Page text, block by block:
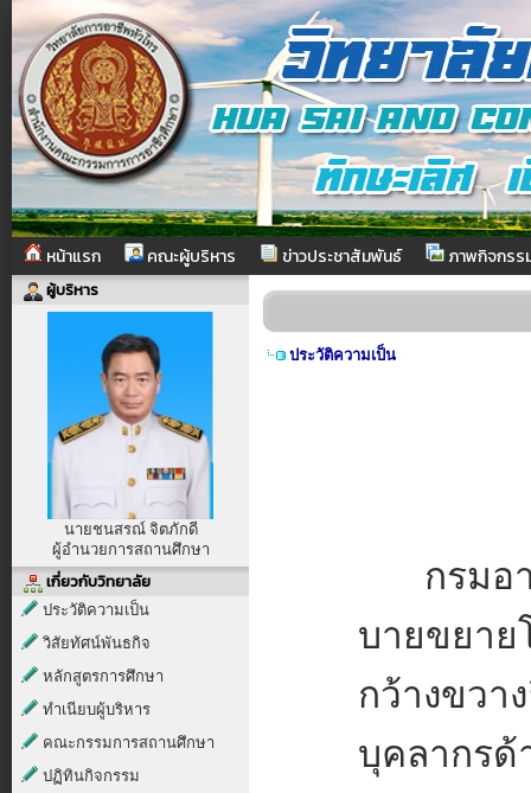
หน้าแรก คณะผู้บริหาร ข่าวประชาสัมพันธ์ ภาพกิจกรร
ผู้บริหาร
นายชนสรณ์ จิตภักดี
ผู้อำนวยการสถานศึกษา
เกี่ยวกับวิทยาลัย
ประวัติความเป็น
วิสัยทัศน์พันธกิจ
หลักสูตรการศึกษา
ทำเนียบผู้บริหาร
คณะกรรมการสถานศึกษา
ปฏิทินกิจกรรม
ประวัติความเป็น
กรมอ
บายขยาย
กว้างขวา
บุคลากร